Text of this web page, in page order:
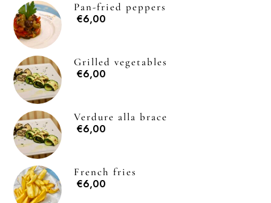
Pan-fried peppers
€6,00
Grilled vegetables
€6,00
Verdure alla brace
€6,00
French fries
€6,00